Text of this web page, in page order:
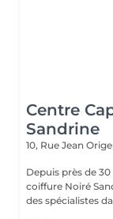
Centre
Sandrine
10, Rue Jean
Depuis près de
coiffure Noiré
des spécialistes